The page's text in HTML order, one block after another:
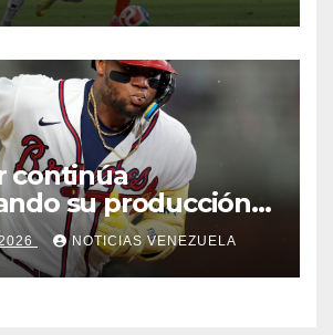
continúa
su producción
NOTICIAS VENEZUELA